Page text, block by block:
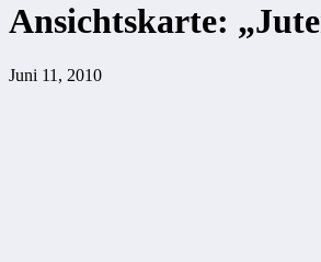
Ansichtskarte:
Juni 11, 2010